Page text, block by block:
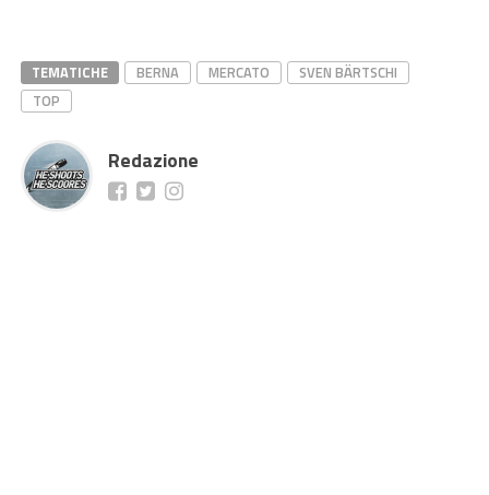
TEMATICHE BERNA MERCATO
SVEN BÄRTSCHI
TOP
Redazione